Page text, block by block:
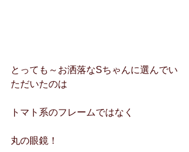
とっても～お洒落なSちゃんに選んでい
ただいたのは
トマト系のフレームではなく
丸の眼鏡！